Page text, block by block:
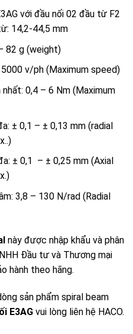
với đầu nối 02 đầu từ F2
14,2-44,5 mm
82 g (weight)
v/ph (Maximum speed)
0,4 – 6 Nm (Maximum
± 0,1 – ± 0,13 mm (radial
± 0,1 – ± 0,25 mm (Axial
3,8 – 130 N/rad (Radial
này được nhập khẩu và phân
Đầu tư và Thương mại
hành theo hãng.
sản phẩm spiral beam
E3AG vui lòng liên hệ HACO.